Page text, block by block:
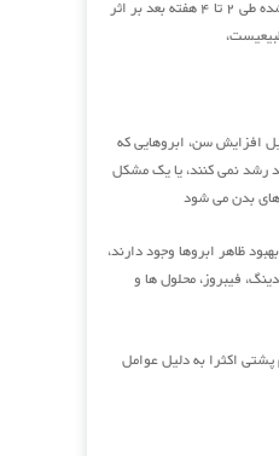
بیشتر ابروهای کاشته شده طی 2 تا 4 هفته بعد بر اثر
افزایش سن، ابروهایی که
رشد نمی کنند، یا یک مشکل
بدن می شود
ظاهر ابروها وجود دارند،
فیبروز، محلول ها و
پشتی اکثرا به دلیل عوامل